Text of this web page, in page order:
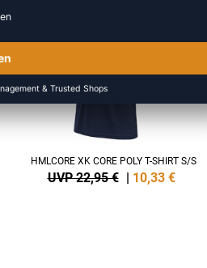
HMLCORE XK CORE POLY T-SHIRT S/S
UVP 22,95 € | 10,33 €